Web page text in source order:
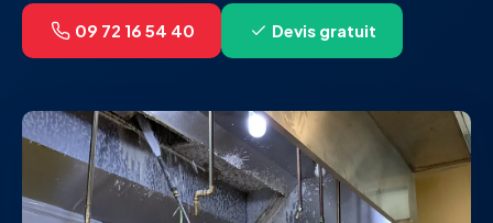
09 72 16 54 40 Devis gratuit